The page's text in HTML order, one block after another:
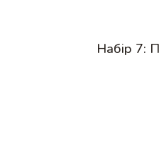
Набір 7: